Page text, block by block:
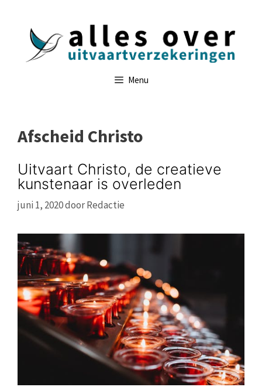
Menu
Afscheid Christo
Uitvaart Christo, de creatieve
kunstenaar is overleden
juni 1, 2020doorRedactie